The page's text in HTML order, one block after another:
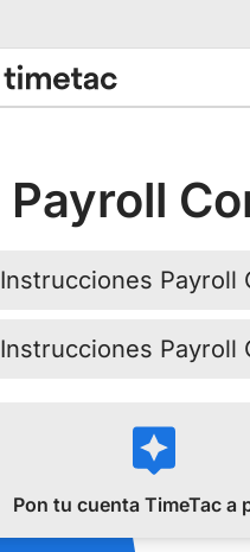
Payroll
Instrucciones Payroll
Instrucciones Payroll
Pon tu cuenta TimeTac a